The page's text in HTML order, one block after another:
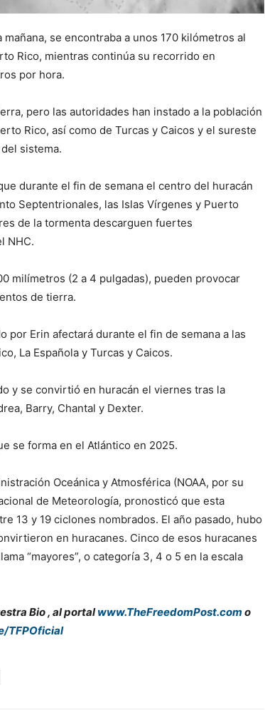
se encontraba a unos 170 kilómetros al
Rico, mientras continúa su recorrido en
por hora.
pero las autoridades han instado a la población
Rico, así como de Turcas y Caicos y el sureste
sistema.
durante el fin de semana el centro del huracán
Septentrionales, las Islas Vírgenes y Puerto
de la tormenta descarguen fuertes
NHC.
milímetros (2 a 4 pulgadas), pueden provocar
de tierra.
por Erin afectará durante el fin de semana a las
La Española y Turcas y Caicos.
y se convirtió en huracán el viernes tras la
Barry, Chantal y Dexter.
se forma en el Atlántico en 2025.
Oceánica y Atmosférica (NOAA, por su
de Meteorología, pronosticó que esta
13 y 19 ciclones nombrados. El año pasado, hubo
en huracanes. Cinco de esos huracanes
“mayores”, o categoría 3, 4 o 5 en la escala
Bio , al portalwww.TheFreedomPost.com o
TFPOficial